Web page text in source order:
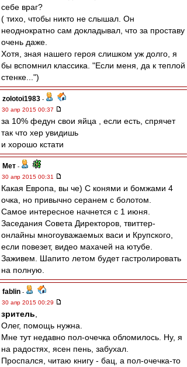
себе враг?
( тихо, чтобы никто не слышал. Он
неоднократно сам докладывал, что за проставу
очень даже.
Хотя, зная нашего героя слишком уж долго, я
бы вспомнил классика. "Если меня, да к теплой
стенке...")
zolotoi1983 -
30 апр 2015 00:37
за 10% федун свои яйца , если есть, спрячет
так что хер увидишь
и хорошо кстати
Мет -
30 апр 2015 00:31
Какая Европа, вы че) С конями и бомжами 4
очка, но привычно серанем с болотом.
Самое интересное начнется с 1 июня.
Заседания Совета Директоров, твиттер-
онлайны многоуважаемых васи и Крупского,
если повезет, видео махачей на ютубе.
Заживем. Шапито летом будет гастролировать
на полную.
fablin -
30 апр 2015 00:29
зpитель
Олег, помощь нужна.
Мне тут недавно пол-очечка обломилось. Ну, я
на радостях, ясен пень, забухал.
Проспался, читаю книгу - бац, а пол-очечка-то